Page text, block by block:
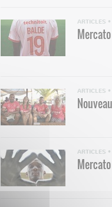
ARTICLES •
Mercato
ARTICLES •
ARTICLES •
Mercato